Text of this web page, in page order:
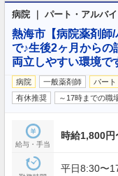
病院 ｜ パート・アルバイ
熱海市【病院薬剤師
で♪生後2ヶ月からの
両立しやすい環境で
病院 一般薬剤師 パー
有休推奨
～17時までの職
給与・手当
時給1,800円
平日8:30〜